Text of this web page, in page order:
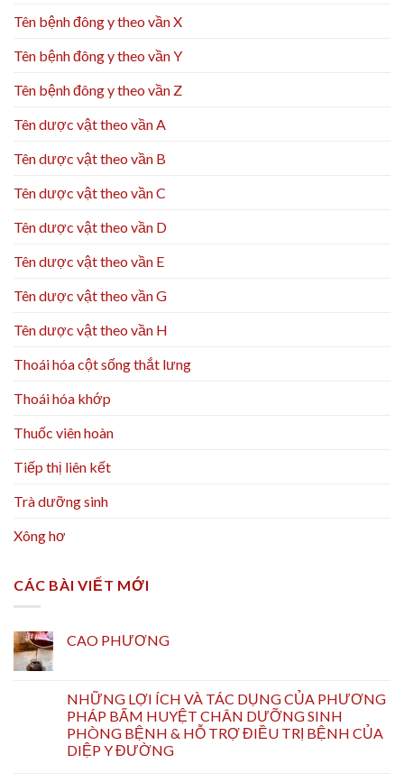
Tên bệnh đông y theo vần X
Tên bệnh đông y theo vần Y
Tên bệnh đông y theo vần Z
Tên dược vật theo vần A
Tên dược vật theo vần B
Tên dược vật theo vần C
Tên dược vật theo vần D
Tên dược vật theo vần E
Tên dược vật theo vần G
Tên dược vật theo vần H
Thoái hóa cột sống thắt lưng
Thoái hóa khớp
Thuốc viên hoàn
Tiếp thị liên kết
Trà dưỡng sinh
Xông hơ
CÁC BÀI VIẾT MỚI
CAO PHƯƠNG
NHỮNG LỢI ÍCH VÀ TÁC DỤNG CỦA PHƯƠNG
PHÁP BẤM HUYỆT CHÂN DƯỠNG SINH
PHÒNG BỆNH & HỖ TRỢ ĐIỀU TRỊ BỆNH CỦA
DIỆP Y ĐƯỜNG